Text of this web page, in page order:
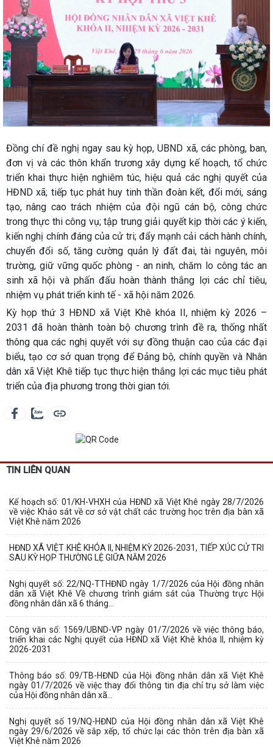
Đồng chí đề nghị ngay sau kỳ họp, UBND xã, các phòng, ban,
đơn vị và các thôn khẩn trương xây dựng kế hoạch, tổ chức
triển khai thực hiện nghiêm túc, hiệu quả các nghị quyết của
HĐND xã; tiếp tục phát huy tinh thần đoàn kết, đổi mới, sáng
tạo, nâng cao trách nhiệm của đội ngũ cán bộ, công chức
trong thực thi công vụ; tập trung giải quyết kịp thời các ý kiến,
kiến nghị chính đáng của cử tri; đẩy mạnh cải cách hành chính,
chuyển đổi số, tăng cường quản lý đất đai, tài nguyên, môi
trường, giữ vững quốc phòng - an ninh, chăm lo công tác an
sinh xã hội và phấn đấu hoàn thành thắng lợi các chỉ tiêu,
nhiệm vụ phát triển kinh tế - xã hội năm 2026.
Kỳ họp thứ 3 HĐND xã Việt Khê khóa II, nhiệm kỳ 2026 –
2031 đã hoàn thành toàn bộ chương trình đề ra, thống nhất
thông qua các nghị quyết với sự đồng thuận cao của các đại
biểu, tạo cơ sở quan trọng để Đảng bộ, chính quyền và Nhân
dân xã Việt Khê tiếp tục thực hiện thắng lợi các mục tiêu phát
triển của địa phương trong thời gian tới.
TIN LIÊN QUAN
Kế hoạch số: 01/KH-VHXH của HĐND xã Việt Khê ngày 28/7/2026
về việc Khảo sát về cơ sở vật chất các trường học trên địa bàn xã
Việt Khê năm 2026
HĐND XÃ VIỆT KHÊ KHÓA II, NHIỆM KỲ 2026-2031, TIẾP XÚC CỬ TRI
SAU KỲ HỌP THƯỜNG LỆ GIỮA NĂM 2026
Nghị quyết số: 22/NQ-TTHĐND ngày 1/7/2026 của Hội đồng nhân
dân xã Việt Khê Về chương trình giám sát của Thường trực Hội
đồng nhân dân xã 6 tháng...
Công văn số: 1569/UBND-VP ngày 01/7/2026 về việc thông báo,
triển khai các Nghị quyết của HĐND xã Việt Khê khóa II, nhiệm kỳ
2026-2031
Thông báo số: 09/TB-HĐND của Hội đồng nhân dân xã Việt Khê
ngày 01/7/2026 về việc thay đổi thông tin địa chỉ trụ sở làm việc
của Hội đồng nhân dân xã...
Nghị quyết số 19/NQ-HĐND của Hội đồng nhân dân xã Việt Khê
ngày 29/6/2026 về sắp xếp, tổ chức lại các thôn trên địa bàn xã
Việt Khê năm 2026